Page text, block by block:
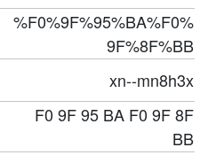
%F0%9F%95%BA%F0%
9F%8F%BB
xn--mn8h3x
F0 9F 95 BA F0 9F 8F
BB